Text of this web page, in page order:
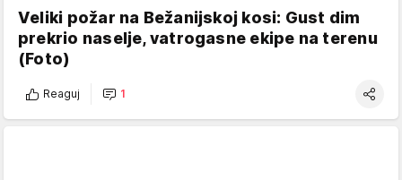
Veliki požar na Bežanijskoj kosi: Gust dim
prekrio naselje, vatrogasne ekipe na terenu
(Foto)
Reaguj 1